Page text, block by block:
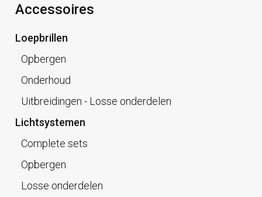
Accessoires
Loepbrillen
Opbergen
Onderhoud
Uitbreidingen - Losse onderdelen
Lichtsystemen
Complete sets
Opbergen
Losse onderdelen